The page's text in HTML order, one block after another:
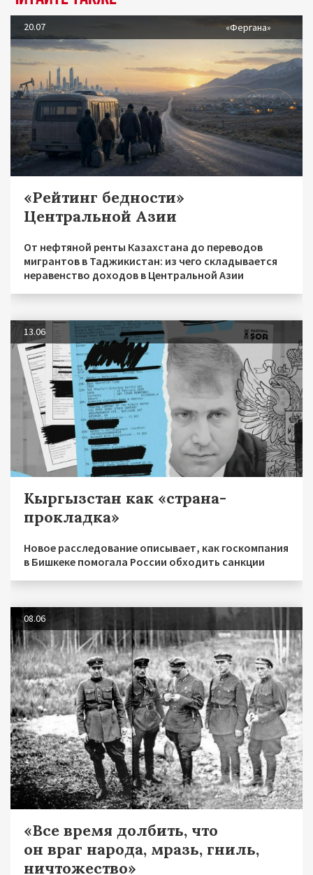
20.07 «Фергана»
«Рейтинг бедности»
Центральной Азии
От нефтяной ренты Казахстана до переводов
мигрантов в Таджикистан: из чего складывается
неравенство доходов в Центральной Азии
13.06
Кыргызстан как «страна-
прокладка»
Новое расследование описывает, как госкомпания
в Бишкеке помогала России обходить санкции
08.06
«Все время долбить, что
он враг народа, мразь, гниль,
ничтожество»